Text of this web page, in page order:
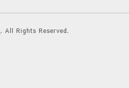
. All Rights Reserved.